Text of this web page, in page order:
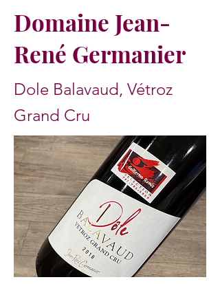
Domaine Jean-
René Germanier
Dole Balavaud, Vétroz
Grand Cru